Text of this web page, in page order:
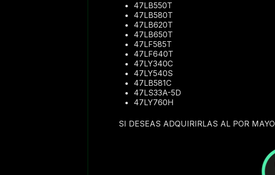
47LB550T
47LB580T
47LB620T
47LB650T
47LF585T
47LF640T
47LY340C
47LY540S
47LB581C
47LS33A-5D
47LY760H
SI DESEAS ADQUIRIRLAS AL POR